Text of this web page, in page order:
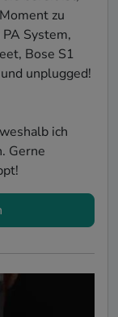
zu
System,
Bose S1
unplugged!
ich
Gerne